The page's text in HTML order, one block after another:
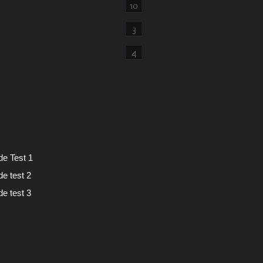
10
3
4
Test 1
test 2
test 3